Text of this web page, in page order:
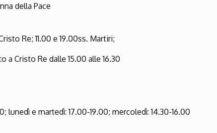
della Pace
Re; 11.00 e 19.00ss. Martiri;
a Cristo Re dalle 15.00 alle 16.30
lunedì e martedì: 17.00-19.00; mercoledì: 14.30-16.00